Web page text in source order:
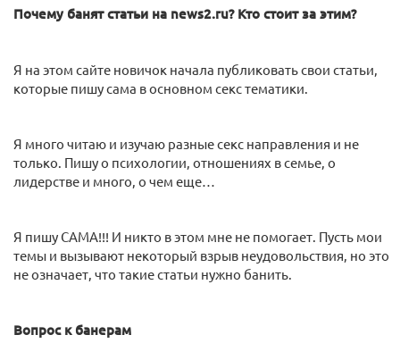
Почему банят статьи на news2.ru? Кто стоит за этим?
Я на этом сайте новичок начала публиковать свои статьи,
которые пишу сама в основном секс тематики.
Я много читаю и изучаю разные секс направления и не
только. Пишу о психологии, отношениях в семье, о
лидерстве и много, о чем еще…
Я пишу САМА!!! И никто в этом мне не помогает. Пусть мои
темы и вызывают некоторый взрыв неудовольствия, но это
не означает, что такие статьи нужно банить.
Вопрос к банерам